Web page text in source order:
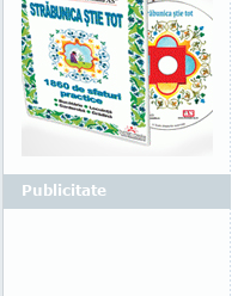
Publicitate